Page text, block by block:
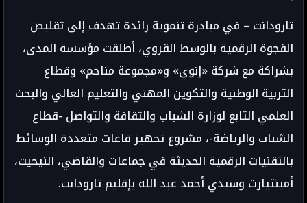
تارودانت – في مبادرة تنموية رائدة تهدف إلى تقليص
الفجوة الرقمية بالوسط القروي، أطلقت مؤسسة المدى،
بشراكة مع شركة «إنوي» و«مجموعة مناحم» وقطاع
التربية الوطنية والتكوين المهني والتعليم العالي والبحث
العلمي التابع لوزارة الشباب والثقافة والتواصل -قطاع
الشباب والرياضة-، مشروع تجهيز قاعات متعددة الوسائط
بالتقنيات الرقمية الحديثة في جماعات والقاضي، النيحيت،
أمينتيارت وسيدي أحمد عبد الله بإقليم تارودانت.